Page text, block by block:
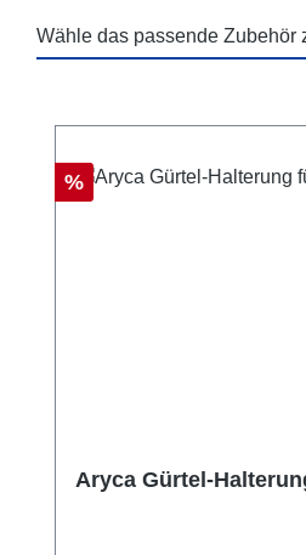
Wähle das passende Zubehör
Rabatt
%
Aryca Gürtel-